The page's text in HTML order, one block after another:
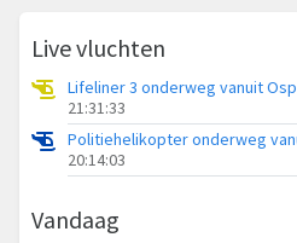
Live vluchten
Lifeliner 3 onderweg vanuit
21:31:33
20:14:03
Vandaag